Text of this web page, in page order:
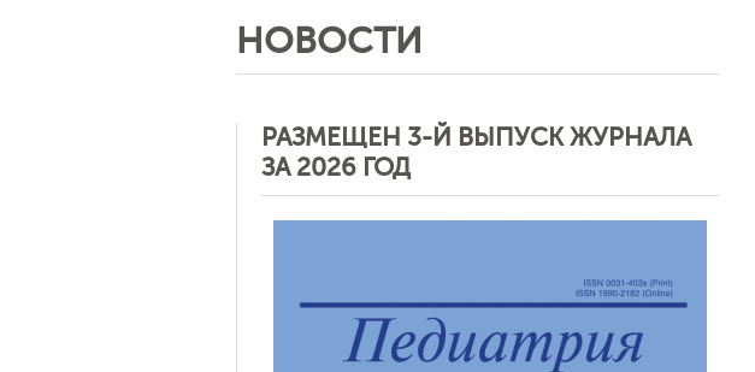
НОВОСТИ
РАЗМЕЩЕН 3-Й ВЫПУСК ЖУРНАЛА
ЗА 2026 ГОД